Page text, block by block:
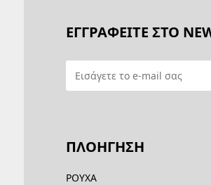
ΕΓΓΡΑΦΕΙΤΕ ΣΤΟ
ΠΛΟΗΓΗΣΗ
ΡΟΥΧΑ